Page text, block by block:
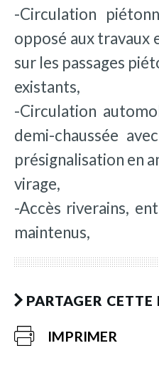
-Circulation
opposé aux travaux
sur les passages
existants,
-Circulation
demi-chaussée
présignalisation en
virage,
-Accès riverains,
maintenus,
PARTAGER CETTE
IMPRIMER